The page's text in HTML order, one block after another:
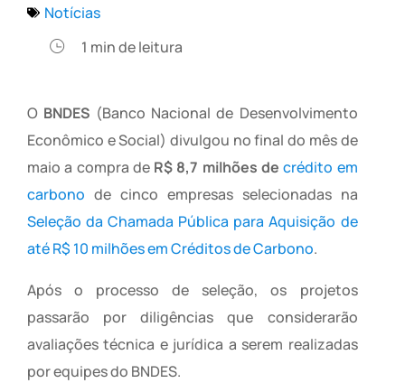
Notícias
1 min de leitura
O BNDES (Banco Nacional de Desenvolvimento
Econômico e Social) divulgou no final do mês de
maio a compra de R$ 8,7 milhões decrédito em
carbono de cinco empresas selecionadas na
Seleção da Chamada Pública para Aquisição de
até R$ 10 milhões em Créditos de Carbono.
Após o processo de seleção, os projetos
passarão por diligências que considerarão
avaliações técnica e jurídica a serem realizadas
por equipes do BNDES.